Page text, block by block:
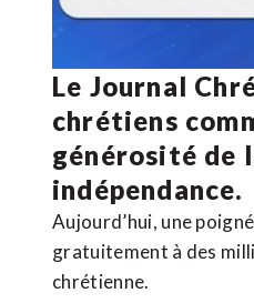
Le Journal
chrétiens
générosité de
indépendance.
Aujourd’hui, une
gratuitement à des
chrétienne.